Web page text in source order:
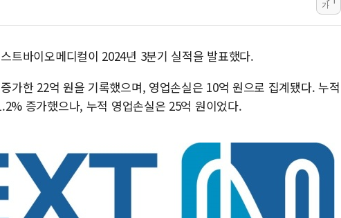
원포유, 그린비파
앤스로픽도 AI칩
'친명 vs 친청' 경
가
트바이오메디컬이 2024년 3분기 실적을 발표했다.
가한 22억 원을 기록했으며, 영업손실은 10억 원으로 집계됐다. 누
증가했으나, 누적 영업손실은 25억 원이었다.